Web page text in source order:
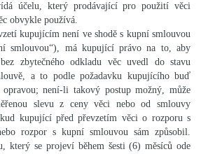
účelu, který prodávající pro použití věci
obvykle používá.
kupujícím není ve shodě s kupní smlouvou
smlouvou“), má kupující právo na to, aby
zbytečného odkladu věc uvedl do stavu
a to podle požadavku kupujícího buď
není-li takový postup možný, může
slevu z ceny věci nebo od smlouvy
kupující před převzetím věci o rozporu s
rozpor s kupní smlouvou sám způsobil.
který se projeví během šesti (6) měsíců ode